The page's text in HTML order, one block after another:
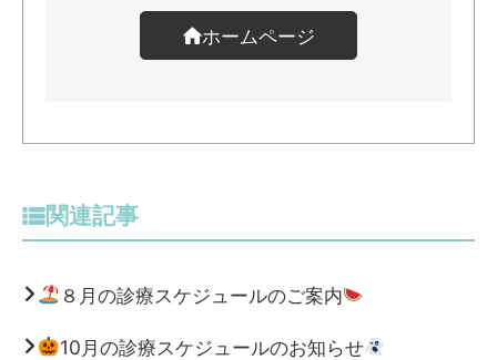
ホームページ
関連記事
８月の診療スケジュールのご案内
10月の診療スケジュールのお知らせ